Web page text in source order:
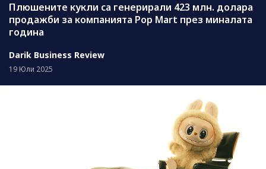
Плюшените кукли са генерирали 423 млн. долара
продажби за компанията Pop Mart през миналата
година
Darik Business Review
19 Юли 2025